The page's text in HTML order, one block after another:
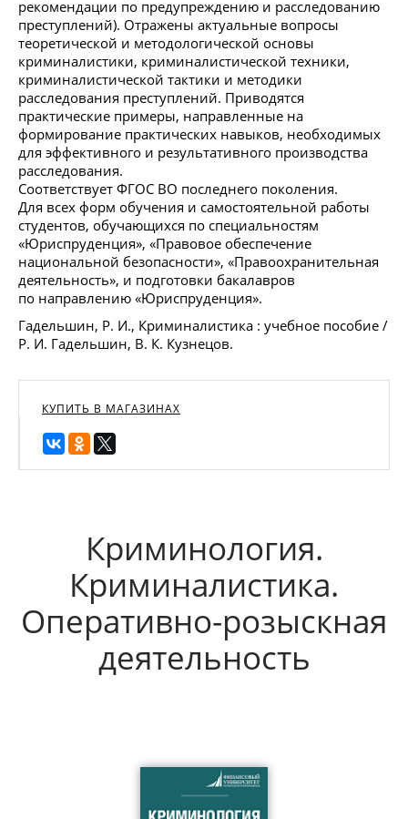
рекомендации по предупреждению и расследованию
преступлений). Отражены актуальные вопросы
теоретической и методологической основы
криминалистики, криминалистической техники,
криминалистической тактики и методики
расследования преступлений. Приводятся
практические примеры, направленные на
формирование практических навыков, необходимых
для эффективного и результативного производства
расследования.
Соответствует ФГОС ВО последнего поколения.
Для всех форм обучения и самостоятельной работы
студентов, обучающихся по специальностям
«Юриспруденция», «Правовое обеспечение
национальной безопасности», «Правоохранительная
деятельность», и подготовки бакалавров
по направлению «Юриспруденция».
Гадельшин, Р. И., Криминалистика : учебное пособие /
Р. И. Гадельшин, В. К. Кузнецов.
КУПИТЬ В МАГАЗИНАХ
Криминология.
Криминалистика.
Оперативно-розыскная
деятельность